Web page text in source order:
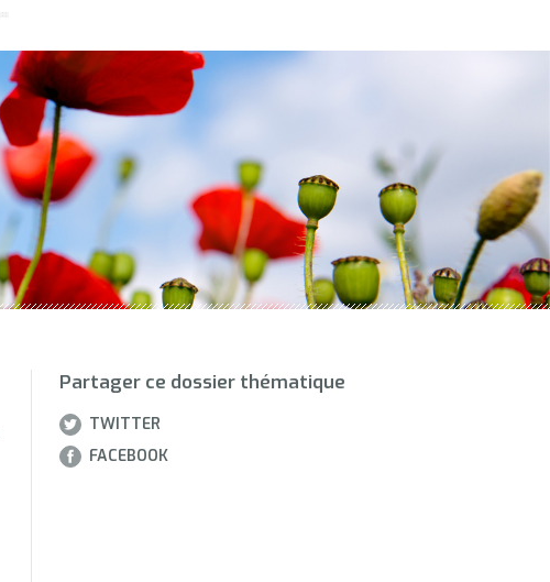
Partager ce dossier thématique
TWITTER
FACEBOOK